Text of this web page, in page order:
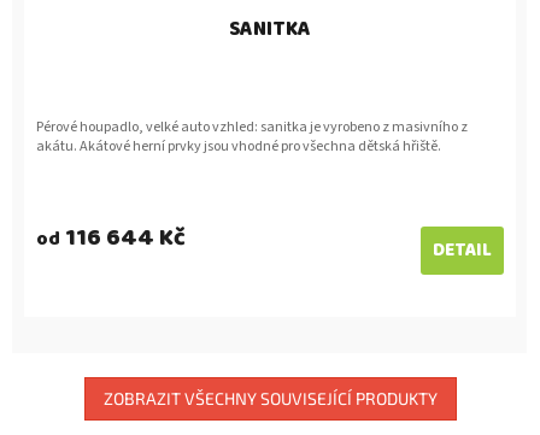
SANITKA
od 116 644 Kč DETAIL
Pérové houpadlo, velké auto vzhled: sanitka je vyrobeno z masivního z
akátu. Akátové herní prvky jsou vhodné pro všechna dětská hřiště.
ZOBRAZIT VŠECHNY SOUVISEJÍCÍ PRODUKTY